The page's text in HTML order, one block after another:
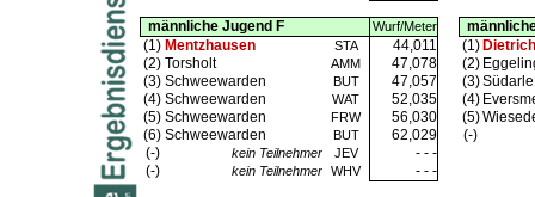
männliche Jugend F Wurf/Meter
(1) Mentzhausen STA 44,011 (1)
(2) Torsholt AMM 47,078 (2)
(3) Schweewarden BUT 47,057 (3)Südarle
(4) Schweewarden WAT 52,035 (4)
(5) Schweewarden FRW 56,030 (5)
(6) Schweewarden BUT 62,029
(-)
(-)
kein Teilnehmer JEV
- - -
(-)
kein Teilnehmer WHV - - -